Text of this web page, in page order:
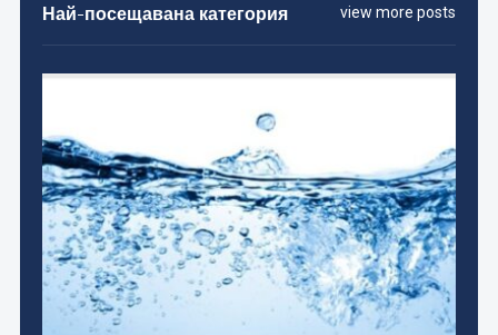
view more posts
Най-посещавана категория